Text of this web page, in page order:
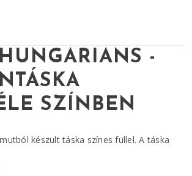
-
SZÍNBEN
készült táska színes füllel. A táska